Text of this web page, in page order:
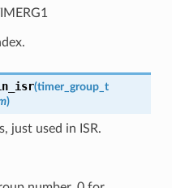
(timer_group_t
)
just used in ISR.